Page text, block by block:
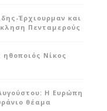
Έρχιουρμαν και
Πενταμερούς
Νίκος
Η Ευρώπη
θέαμα